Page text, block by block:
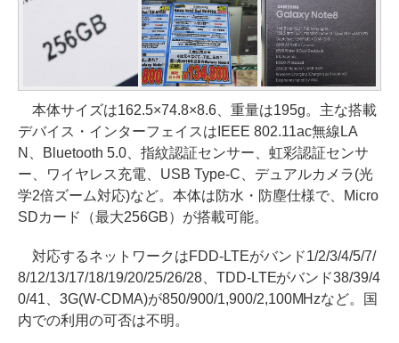
本体サイズは162.5×74.8×8.6、重量は195g。主な搭載
デバイス・インターフェイスはIEEE 802.11ac無線LA
N、Bluetooth 5.0、指紋認証センサー、虹彩認証センサ
ー、ワイヤレス充電、USB Type-C、デュアルカメラ(光
学2倍ズーム対応)など。本体は防水・防塵仕様で、Micro
SDカード（最大256GB）が搭載可能。
対応するネットワークはFDD-LTEがバンド1/2/3/4/5/7/
8/12/13/17/18/19/20/25/26/28、TDD-LTEがバンド38/39/4
0/41、3G(W-CDMA)が850/900/1,900/2,100MHzなど。国
内での利用の可否は不明。